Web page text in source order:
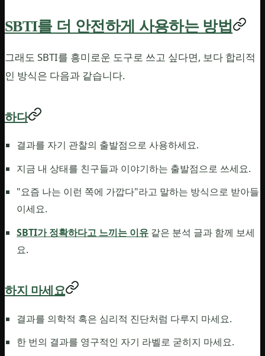
SBTI를 더 안전하게 사용하는 방법
그래도 SBTI를 흥미로운 도구로 쓰고 싶다면, 보다 합리적
인 방식은 다음과 같습니다.
하다
결과를 자기 관찰의 출발점으로 사용하세요.
지금 내 상태를 친구들과 이야기하는 출발점으로 쓰세요.
"요즘 나는 이런 쪽에 가깝다"라고 말하는 방식으로 받아들
이세요.
SBTI가 정확하다고 느끼는 이유 같은 분석 글과 함께 보세
요.
하지 마세요
결과를 의학적 혹은 심리적 진단처럼 다루지 마세요.
한 번의 결과를 영구적인 자기 라벨로 굳히지 마세요.